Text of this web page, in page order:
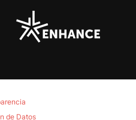
de Datos